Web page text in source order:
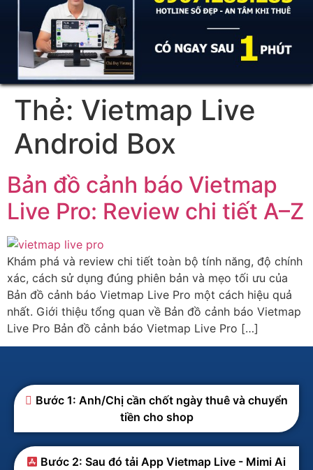
Thẻ: Vietmap Live
Android Box
Bản đồ cảnh báo Vietmap
Live Pro: Review chi tiết A–Z
Khám phá và review chi tiết toàn bộ tính năng, độ chính
xác, cách sử dụng đúng phiên bản và mẹo tối ưu của
Bản đồ cảnh báo Vietmap Live Pro một cách hiệu quả
nhất. Giới thiệu tổng quan về Bản đồ cảnh báo Vietmap
Live Pro Bản đồ cảnh báo Vietmap Live Pro […]
Bước 1: Anh/Chị cần chốt ngày thuê và chuyển
tiền cho shop
Bước 2: Sau đó tải App Vietmap Live - Mimi Ai